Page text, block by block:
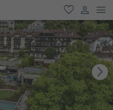
favorit
user link